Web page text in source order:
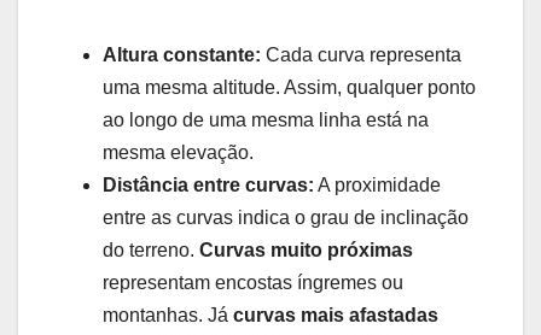
Altura constante: Cada curva representa
uma mesma altitude. Assim, qualquer ponto
ao longo de uma mesma linha está na
mesma elevação.
Distância entre curvas: A proximidade
entre as curvas indica o grau de inclinação
do terreno. Curvas muito próximas
representam encostas íngremes ou
montanhas. Já curvas mais afastadas